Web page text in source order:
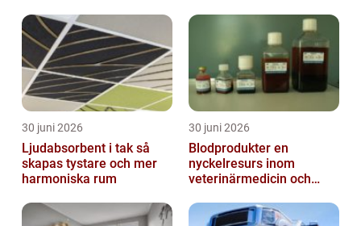
30 juni 2026
Ljudabsorbent i tak så
skapas tystare och mer
harmoniska rum
30 juni 2026
Blodprodukter en
nyckelresurs inom
veterinärmedicin och